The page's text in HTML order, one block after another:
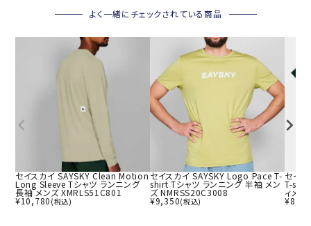
よく一緒にチェックされている商品
セイスカイ SAYSKY Clean Motion
Long Sleeve Tシャツ ランニング
長袖 メンズ XMRLS51C801
¥10,780 (税込)
セイスカイ SAYSKY Logo Pace T-
shirt Tシャツ ランニング 半袖 メン
ズ NMRSS20C3008
¥9,350(税込)
セイ
T-shirt
ィメ
¥